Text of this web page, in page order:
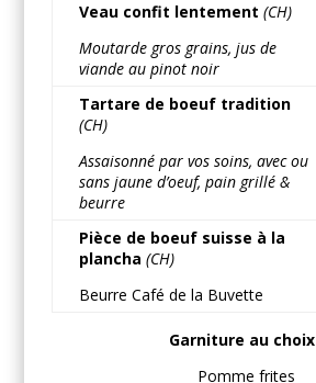
Veau confit lentement(CH)
Moutarde gros grains, jus de
viande au pinot noir
Tartare de boeuf tradition
(CH)
Assaisonné par vos soins, avec ou
sans jaune d’oeuf, pain grillé &
beurre
Pièce de boeuf suisse à la
plancha(CH)
Beurre Café de la Buvette
Garniture au choix
Pomme frites